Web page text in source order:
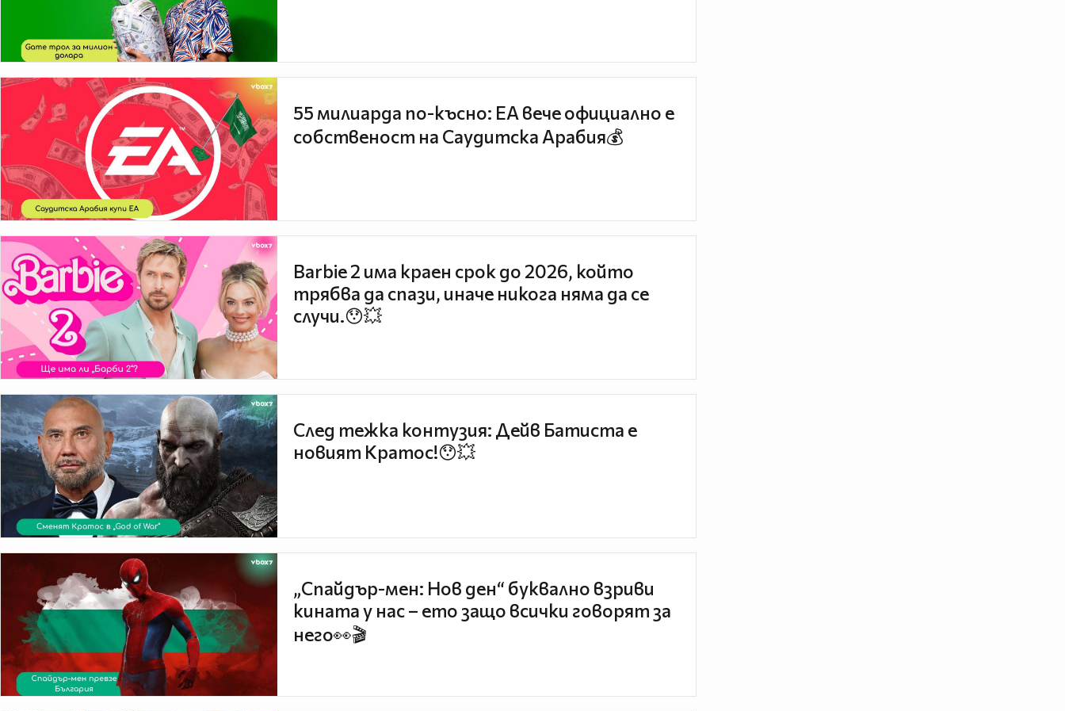
55 милиарда по-късно: EA вече официално е
собственост на Саудитска Арабия💰
Barbie 2 има краен срок до 2026, който
трябва да спази, иначе никога няма да се
случи.😯💥
След тежка контузия: Дейв Батиста е
новият Кратос!😯💥
„Спайдър-мен: Нов ден“ буквално взриви
кината у нас – ето защо всички говорят за
него👀🎬